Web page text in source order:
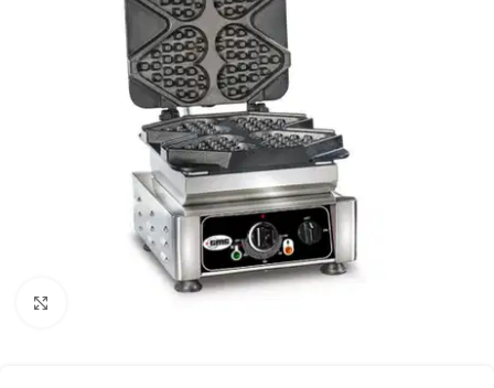
Klick zum Vergrößern